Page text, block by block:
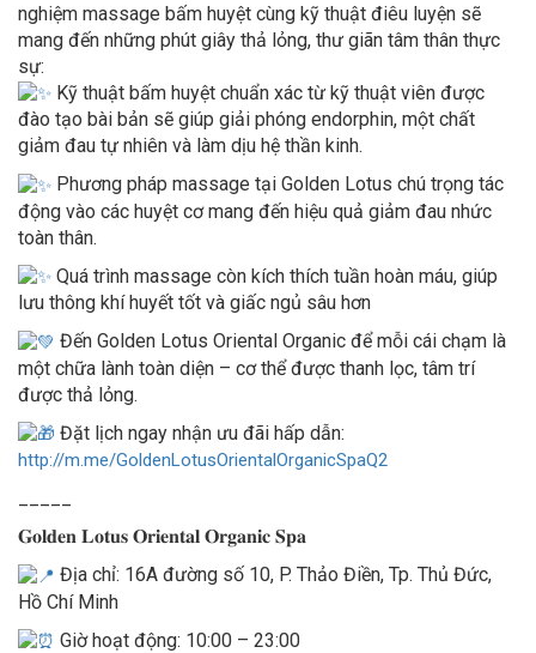
nghiệm massage bấm huyệt cùng kỹ thuật điêu luyện sẽ
mang đến những phút giây thả lỏng, thư giãn tâm thân thực
sự:
Kỹ thuật bấm huyệt chuẩn xác từ kỹ thuật viên được
đào tạo bài bản sẽ giúp giải phóng endorphin, một chất
giảm đau tự nhiên và làm dịu hệ thần kinh.
Phương pháp massage tại Golden Lotus chú trọng tác
động vào các huyệt cơ mang đến hiệu quả giảm đau nhức
toàn thân.
Quá trình massage còn kích thích tuần hoàn máu, giúp
lưu thông khí huyết tốt và giấc ngủ sâu hơn
Đến Golden Lotus Oriental Organic để mỗi cái chạm là
một chữa lành toàn diện – cơ thể được thanh lọc, tâm trí
được thả lỏng.
Đặt lịch ngay nhận ưu đãi hấp dẫn:
http://m.me/GoldenLotusOrientalOrganicSpaQ2
𝐆𝐨𝐥𝐝𝐞𝐧 𝐋𝐨𝐭𝐮𝐬 𝐎𝐫𝐢𝐞𝐧𝐭𝐚𝐥 𝐎𝐫𝐠𝐚𝐧𝐢𝐜 𝐒𝐩𝐚
Địa chỉ: 16A đường số 10, P. Thảo Điền, Tp. Thủ Đức,
Hồ Chí Minh
Giờ hoạt động: 10:00 – 23:00